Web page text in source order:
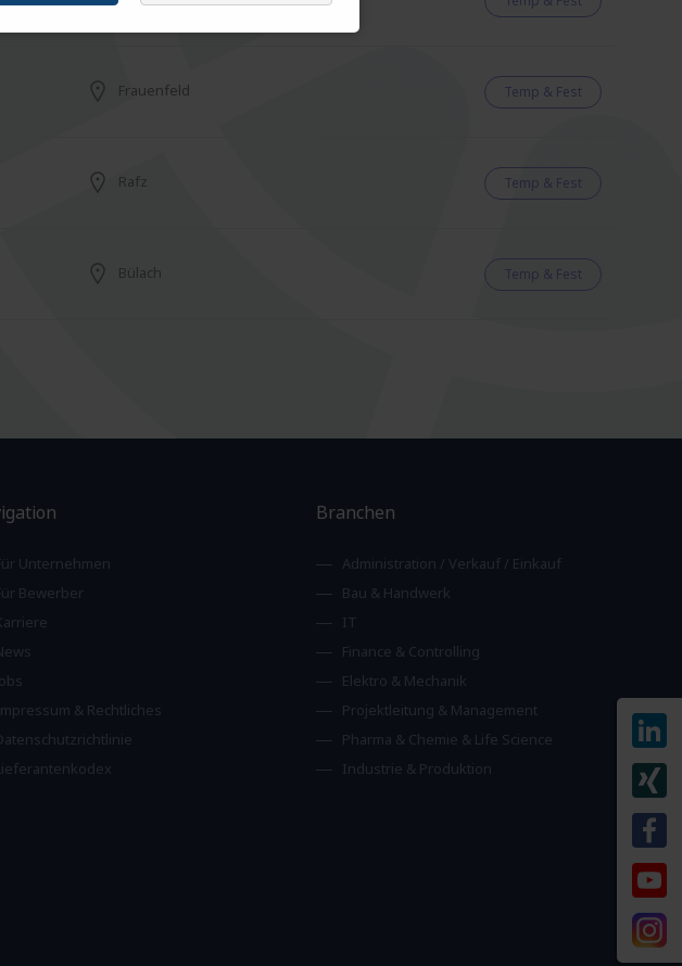
Frauenfeld Temp & Fest
Rafz Temp & Fest
Bülach Temp & Fest
Unternehmen
Bewerber
& Rechtliches
Branchen
Administration / Verkauf / Einkauf
Bau & Handwerk
IT
Finance & Controlling
Elektro & Mechanik
Projektleitung & Management
Pharma & Chemie & Life Science
Industrie & Produktion